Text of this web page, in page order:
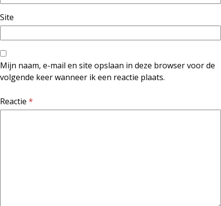
Site
Mijn naam, e-mail en site opslaan in deze browser voor de
volgende keer wanneer ik een reactie plaats.
Reactie *